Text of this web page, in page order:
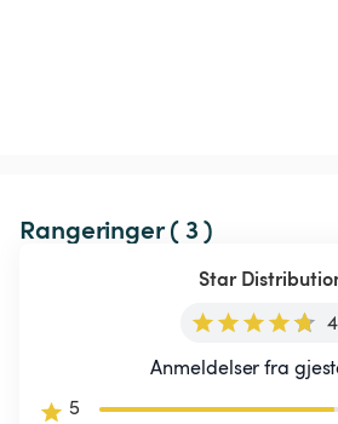
Rangeringer ( 3 )
Star
Anmeldelser fra
5